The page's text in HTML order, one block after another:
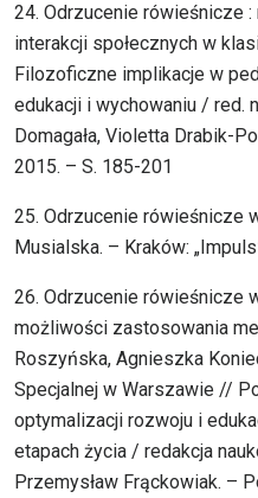
24. Odrzucenie rówieśnicze
interakcji społecznych w
Filozoficzne implikacje w
edukacji i wychowaniu / red.
Domagała, Violetta Drabik-
2015. – S. 185-201
25. Odrzucenie rówieśnicze
Musialska. – Kraków:
26. Odrzucenie rówieśnicze
możliwości zastosowania
Roszyńska, Agnieszka
Specjalnej w Warszawie //
optymalizacji rozwoju i
etapach życia / redakcja
Przemysław Frąckowiak. –